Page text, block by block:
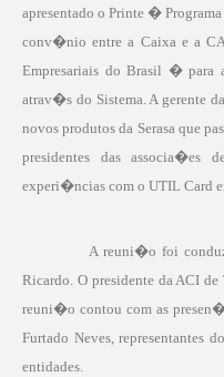
apresentado o Printe �
conv�nio entre a Caixa e a
Empresariais do Brasil �
atrav�s do Sistema. A gerente
novos produtos da Serasa que
presidentes das associa�es
experi�ncias com o UTIL Card
A reuni�o foi
Ricardo. O presidente da ACI
reuni�o contou com as
Furtado Neves, representantes
entidades.